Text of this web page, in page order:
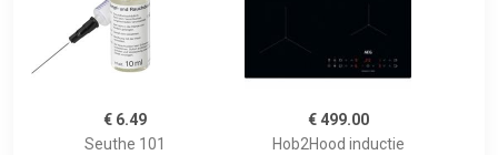
€ 6.49
Seuthe 101
€ 499.00
Hob2Hood inductie